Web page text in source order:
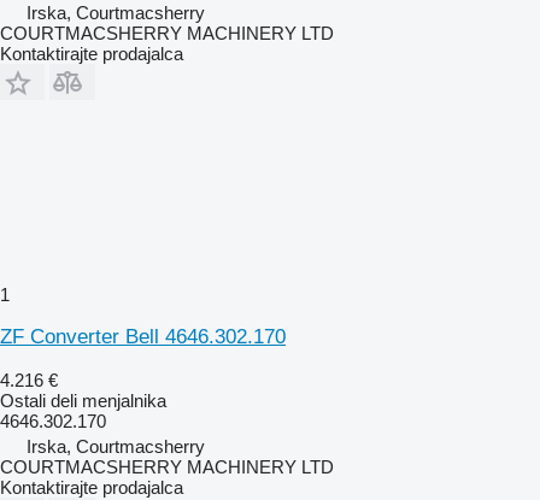
Irska, Courtmacsherry
COURTMACSHERRY MACHINERY LTD
Kontaktirajte prodajalca
1
ZF Converter Bell 4646.302.170
4.216 €
Ostali deli menjalnika
4646.302.170
Irska, Courtmacsherry
COURTMACSHERRY MACHINERY LTD
Kontaktirajte prodajalca